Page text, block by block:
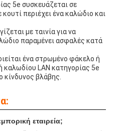
5e συσκευάζεται σε
περιέχει ένα καλώδιο και
με ταινία για να
παραμένει ασφαλές κατά
ένα στρωμένο φάκελο ή
καλωδίου LAN κατηγορίας 5e
κίνδυνος βλάβης.
εταιρεία;